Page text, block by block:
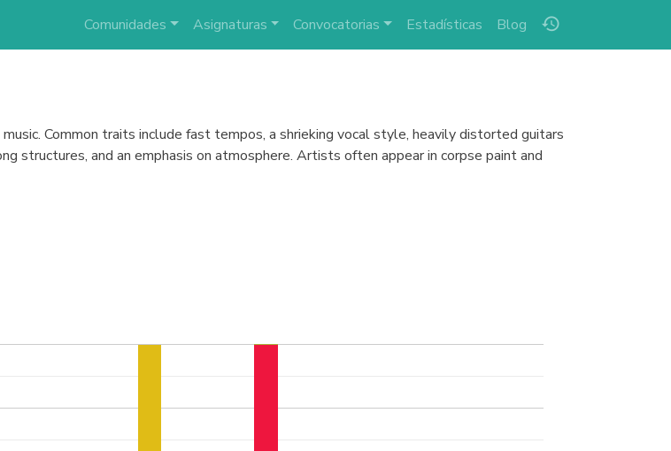
history
Comunidades Asignaturas Convocatorias Estadísticas Blog
Common traits include fast tempos, a shrieking vocal style, heavily distorted guitars
structures, and an emphasis on atmosphere. Artists often appear in corpse paint and